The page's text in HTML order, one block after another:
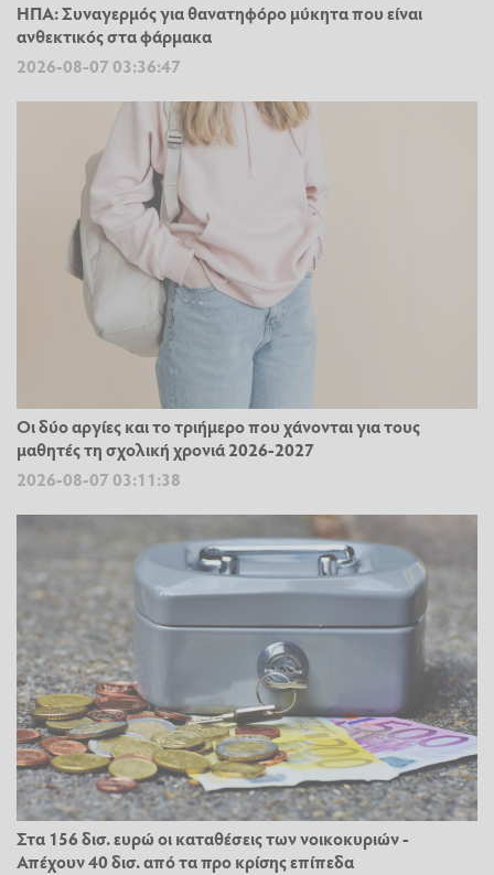
ΗΠΑ: Συναγερμός για θανατηφόρο μύκητα που είναι
ανθεκτικός στα φάρμακα
2026-08-07 03:36:47
Οι δύο αργίες και το τριήμερο που χάνονται για τους
μαθητές τη σχολική χρονιά 2026-2027
2026-08-07 03:11:38
Στα 156 δισ. ευρώ οι καταθέσεις των νοικοκυριών -
Απέχουν 40 δισ. από τα προ κρίσης επίπεδα